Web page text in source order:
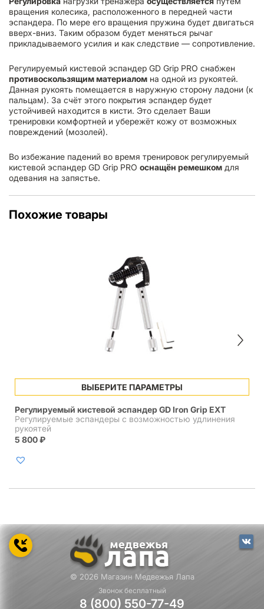
вращения колесика, расположенного в передней части
эспандера. По мере его вращения пружина будет двигаться
вверх-вниз. Таким образом будет меняться рычаг
прикладываемого усилия и как следствие — сопротивление.
Регулируемый кистевой эспандер GD Grip PRO снабжен
противоскользящим материалом на одной из рукоятей.
Данная рукоять помещается в наружную сторону ладони (к
пальцам). За счёт этого покрытия эспандер будет
устойчивей находится в кисти. Это сделает Ваши
тренировки комфортней и убережёт кожу от возможных
повреждений (мозолей).
Во избежание падений во время тренировок регулируемый
кистевой эспандер GD Grip PRO оснащён ремешком для
одевания на запястье.
Похожие товары
ВЫБЕРИТЕ ПАРАМЕТРЫ
Этот
товар
несколько
вариаций.
товара.
Регулируемый кистевой эспандер GD Iron Grip EXT
Регулируемые эспандеры с возможностью удлинения
рукоятей
5 800₽
© 2026 Магазин Медвежья Лапа
Звонок бесплатный
8 (800) 550-77-49